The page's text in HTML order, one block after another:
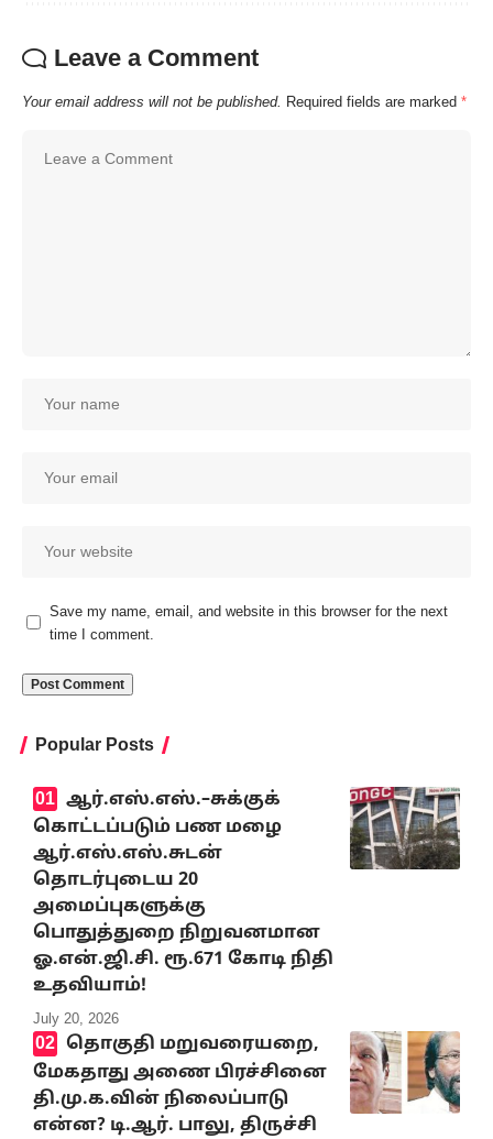
Leave a Comment
Your email address will not be published. Required fields are marked *
Save my name, email, and website in this browser for the next
time I comment.
Popular Posts
ஆர்.எஸ்.எஸ்.–சுக்குக்
கொட்டப்படும் பண மழை
ஆர்.எஸ்.எஸ்.சுடன்
தொடர்புடைய 20
அமைப்புகளுக்கு
பொதுத்துறை நிறுவனமான
ஓ.என்.ஜி.சி. ரூ.671 கோடி நிதி
உதவியாம்!
July 20, 2026
தொகுதி மறுவரையறை,
மேகதாது அணை பிரச்சினை
தி.மு.க.வின் நிலைப்பாடு
என்ன? டி.ஆர். பாலு, திருச்சி